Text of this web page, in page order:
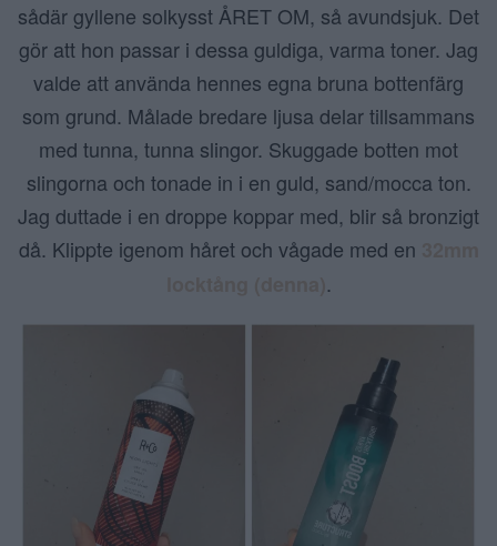
sådär gyllene solkysst ÅRET OM, så avundsjuk. Det
gör att hon passar i dessa guldiga, varma toner. Jag
valde att använda hennes egna bruna bottenfärg
som grund. Målade bredare ljusa delar tillsammans
med tunna, tunna slingor. Skuggade botten mot
slingorna och tonade in i en guld, sand/mocca ton.
Jag duttade i en droppe koppar med, blir så bronzigt
då. Klippte igenom håret och vågade med en
.